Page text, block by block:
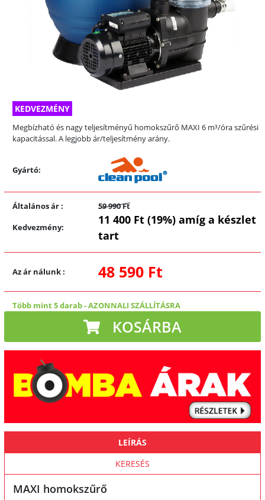
KEDVEZMÉNY
Megbízható és nagy teljesítményű homokszűrő MAXI 6 m³/óra szűrési
kapacitással. A legjobb ár/teljesítmény arány.
Gyártó:
Általános ár: 59 990 Ft
Kedvezmény:
11 400 Ft (19%) amíg a készlet
tart
Az ár nálunk: 48 590 Ft
Több mint 5 darab-AZONNALI SZÁLLÍTÁSRA
KOSÁRBA
LEÍRÁS
KERESÉS
MAXI homokszűrő